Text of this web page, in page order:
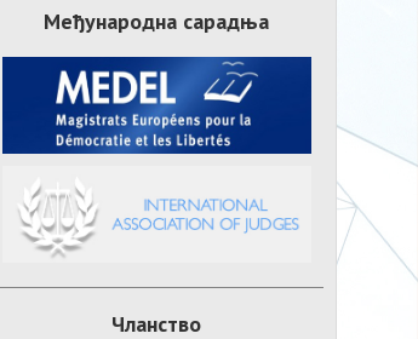
Међународна сарадња
Чланство